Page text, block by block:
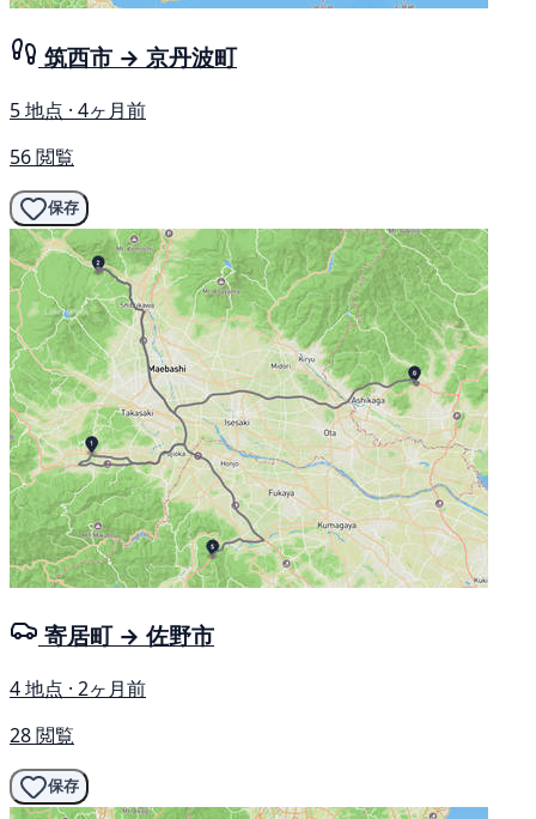
筑西市 → 京丹波町
5 地点 · 4ヶ月前
56 閲覧
保存
寄居町 → 佐野市
4 地点 · 2ヶ月前
28 閲覧
保存